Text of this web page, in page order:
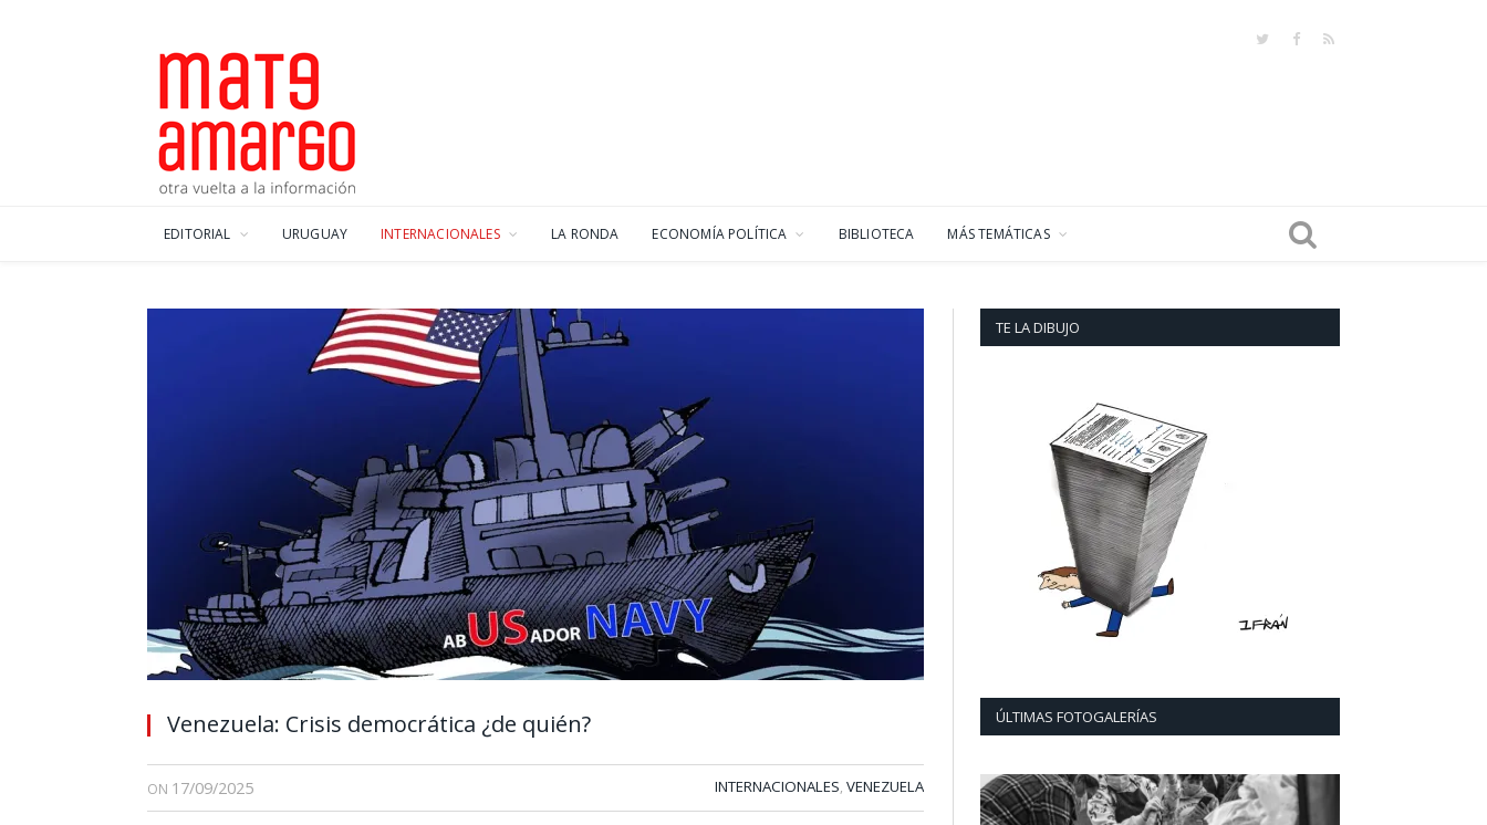
TwitterFacebook
RSS
EDITORIAL URUGUAY INTERNACIONALES LA RONDA ECONOMÍA POLÍTICA BIBLIOTECA MÁS TEMÁTICAS
Venezuela: Crisis democrática ¿de quién?
ON 17/09/2025 INTERNACIONALES, VENEZUELA
TE LA DIBUJO
ÚLTIMAS FOTOGALERÍAS